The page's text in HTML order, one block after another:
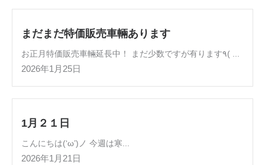
まだまだ特価販売車輛あります
お正月特価販売車輛延長中！ まだ少数ですが有ります٩( ...
2026年1月25日
1月２１日
こんにちは(‘ω’)ノ 今週は寒...
2026年1月21日